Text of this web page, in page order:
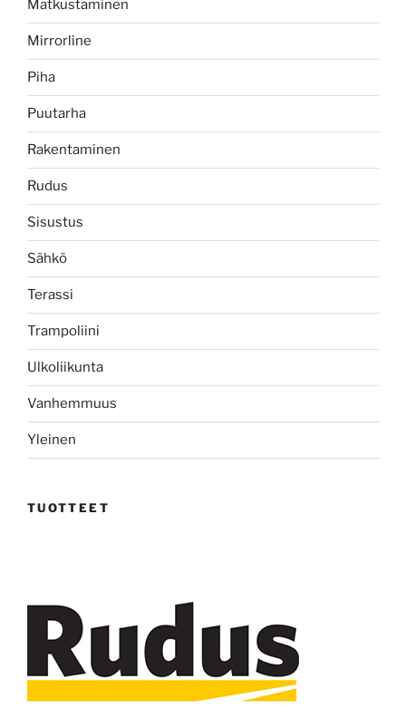
Matkustaminen
Mirrorline
Piha
Puutarha
Rakentaminen
Rudus
Sisustus
Sähkö
Terassi
Trampoliini
Ulkoliikunta
Vanhemmuus
Yleinen
TUOTTEET